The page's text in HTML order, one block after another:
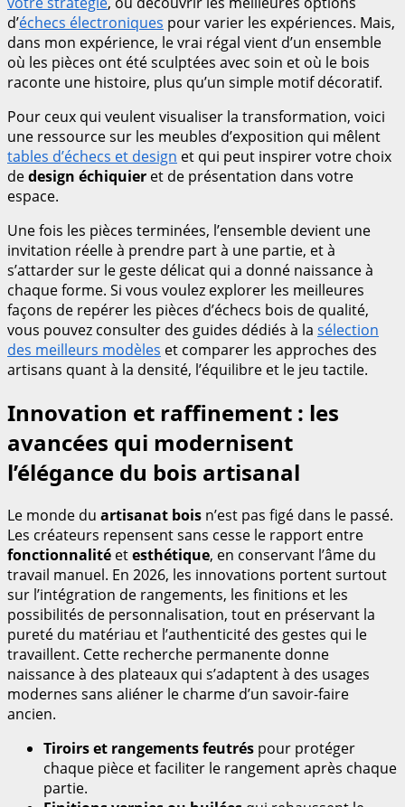
d’échecs électroniques pour varier les expériences. Mais,
dans mon expérience, le vrai régal vient d’un ensemble
où les pièces ont été sculptées avec soin et où le bois
raconte une histoire, plus qu’un simple motif décoratif.
Pour ceux qui veulent visualiser la transformation, voici
une ressource sur les meubles d’exposition qui mêlent
tables d’échecs et design et qui peut inspirer votre choix
dedesign échiquier et de présentation dans votre
espace.
Une fois les pièces terminées, l’ensemble devient une
invitation réelle à prendre part à une partie, et à
s’attarder sur le geste délicat qui a donné naissance à
chaque forme. Si vous voulez explorer les meilleures
façons de repérer les pièces d’échecs bois de qualité,
vous pouvez consulter des guides dédiés à la sélection
des meilleurs modèles et comparer les approches des
artisans quant à la densité, l’équilibre et le jeu tactile.
Innovation et raffinement : les
avancées qui modernisent
l’élégance du bois artisanal
Le monde du artisanat bois n’est pas figé dans le passé.
Les créateurs repensent sans cesse le rapport entre
fonctionnalité etesthétique, en conservant l’âme du
travail manuel. En 2026, les innovations portent surtout
sur l’intégration de rangements, les finitions et les
possibilités de personnalisation, tout en préservant la
pureté du matériau et l’authenticité des gestes qui le
travaillent. Cette recherche permanente donne
naissance à des plateaux qui s’adaptent à des usages
modernes sans aliéner le charme d’un savoir-faire
ancien.
Tiroirs et rangements feutrés pour protéger
chaque pièce et faciliter le rangement après chaque
partie.